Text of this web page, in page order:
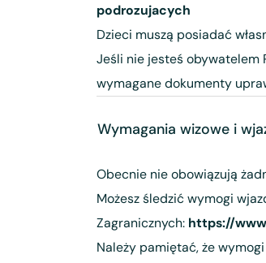
podrozujacych
Dzieci muszą posiadać
Jeśli nie jesteś obywatelem
wymagane dokumenty
Wymagania wizowe i
Obecnie nie obowiązują
Możesz śledzić wymogi
Zagranicznych: https://
Należy pamiętać, że